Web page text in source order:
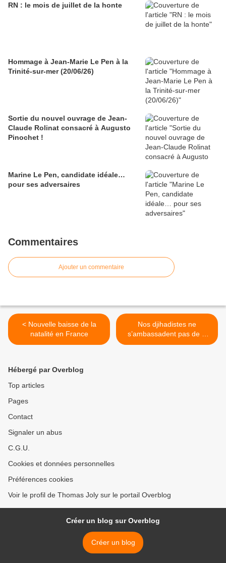
RN : le mois de juillet de la honte
Hommage à Jean-Marie Le Pen à la
Trinité-sur-mer (20/06/26)
Sortie du nouvel ouvrage de Jean-
Claude Rolinat consacré à Augusto
Pinochet !
Marine Le Pen, candidate idéale…
pour ses adversaires
Commentaires
Ajouter un commentaire
< Nouvelle baisse de la
natalité en France
Nos djihadistes ne
s’ambassadent pas de si
peu ! >
Hébergé par Overblog
Top articles
Pages
Contact
Signaler un abus
C.G.U.
Cookies et données personnelles
Préférences cookies
Voir le profil de Thomas Joly sur le portail Overblog
Créer un blog sur Overblog
Créer un blog